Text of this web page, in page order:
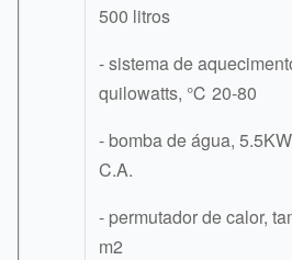
500 litros
- sistema de
quilowatts, ℃ 20-80
- bomba de água,
C.A.
- permutador de calor,
m2